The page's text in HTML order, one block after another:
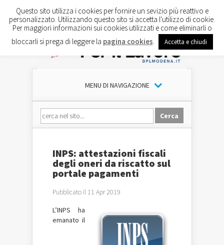
MENU DI NAVIGAZIONE
INPS: attestazioni fiscali
degli oneri da riscatto sul
portale pagamenti
Pubblicato il 11 Apr 2019
L’INPS ha
emanato il
Questo sito utilizza i cookies per fornire un sevizio più reattivo e
personalizzato. Utilizzando questo sito si accetta l'utilizzo di cookie.
Per maggiori informazioni sui cookies utilizzati e come eliminarli o
bloccarli si prega di leggere la pagina cookies Accetta e chiudi